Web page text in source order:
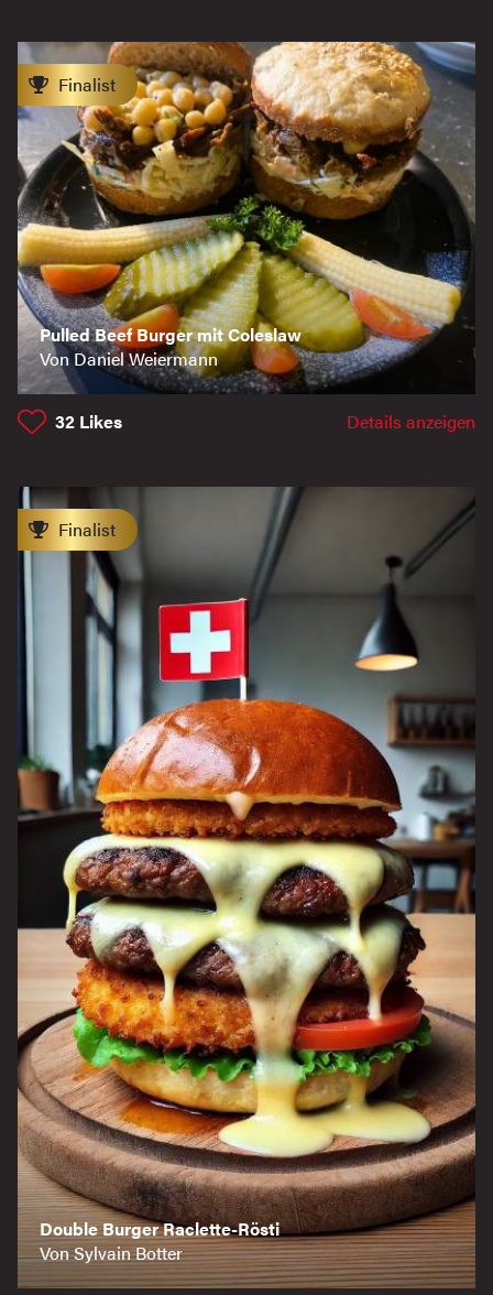
Pulled Beef Burger mit Coleslaw
Von Daniel Weiermann
Finalist
32 Likes Details anzeigen
Double Burger Raclette-Rösti
Von Sylvain Botter
Finalist